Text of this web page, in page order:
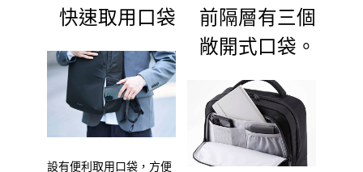
快速取用口袋
設有便利取用口袋，方便
前隔層有三個
敞開式口袋。